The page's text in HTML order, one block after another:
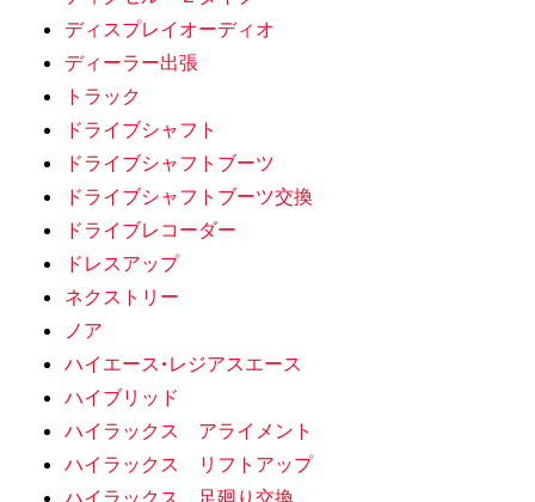
ディスプレイオーディオ
ディーラー出張
トラック
ドライブシャフト
ドライブシャフトブーツ
ドライブシャフトブーツ交換
ドライブレコーダー
ドレスアップ
ネクストリー
ノア
ハイエース•レジアスエース
ハイブリッド
ハイラックス アライメント
ハイラックス リフトアップ
ハイラックス 足廻り交換